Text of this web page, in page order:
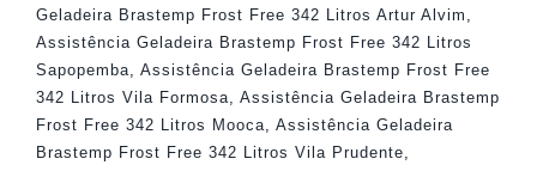
Geladeira Brastemp Frost Free 342 Litros Artur Alvim ,
Assistência Geladeira Brastemp Frost Free 342 Litros
Sapopemba, Assistência Geladeira Brastemp Frost Free
342 Litros Vila Formosa, Assistência Geladeira Brastemp
Frost Free 342 Litros Mooca, Assistência Geladeira
Brastemp Frost Free 342 Litros Vila Prudente,